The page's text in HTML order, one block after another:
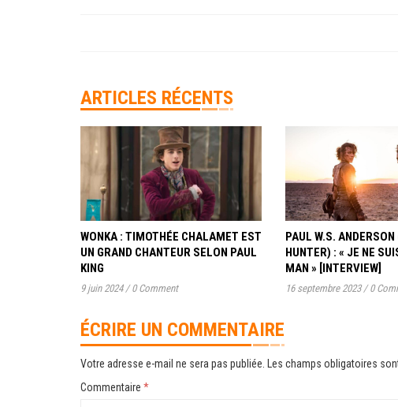
ARTICLES RÉCENTS
WONKA : TIMOTHÉE CHALAMET EST
UN GRAND CHANTEUR SELON PAUL
KING
9 juin 2024 / 0 Comment
PAUL W.S.
HUNTER) : « JE NE
MAN » [INTERVIEW]
16 septembre 2023 / 0
ÉCRIRE UN COMMENTAIRE
Votre adresse e-mail ne sera pas publiée. Les champs obligatoires
Commentaire *